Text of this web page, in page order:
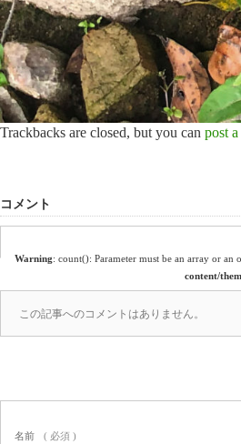
Trackbacks are closed, but you can post
コメント
Warning: count(): Parameter must be an array or an
content/
この記事へのコメントはありません。
名前 ( 必須 )